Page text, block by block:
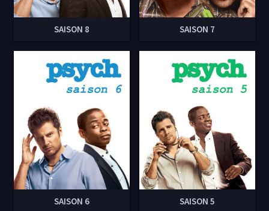
SAISON 8 SAISON 7
SAISON 6 SAISON 5